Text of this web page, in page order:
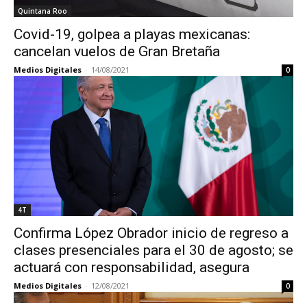
Quintana Roo
Covid-19, golpea a playas mexicanas:
cancelan vuelos de Gran Bretaña
Medios Digitales - 14/08/2021 0
4T
Confirma López Obrador inicio de regreso a
clases presenciales para el 30 de agosto; se
actuará con responsabilidad, asegura
Medios Digitales - 12/08/2021 0